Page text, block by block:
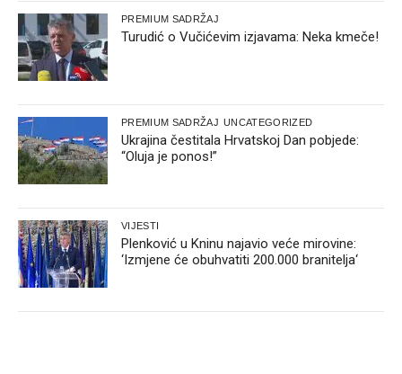
PREMIUM SADRŽAJ
Turudić o Vučićevim izjavama: Neka kmeče!
PREMIUM SADRŽAJ UNCATEGORIZED
Ukrajina čestitala Hrvatskoj Dan pobjede:
“Oluja je ponos!”
VIJESTI
Plenković u Kninu najavio veće mirovine:
‘Izmjene će obuhvatiti 200.000 branitelja‘